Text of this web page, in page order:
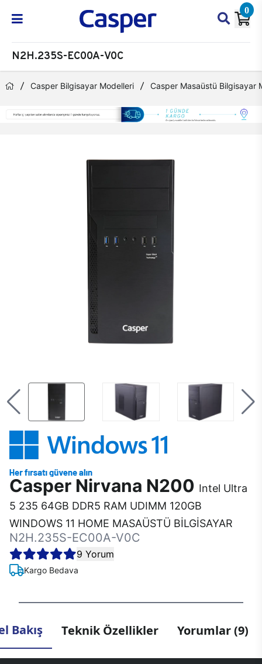
0
N2H.235S-EC00A-V0C
Casper Bilgisayar Modelleri Casper Masaüstü Bilgisayar
Casper Nirvana N200 Intel Ultra
5 235 64GB DDR5 RAM UDIMM 120GB
WINDOWS 11 HOME MASAÜSTÜ BİLGİSAYAR
N2H.235S-EC00A-V0C
9 Yorum
Kargo Bedava
Bakış Teknik Özellikler Yorumlar (9)